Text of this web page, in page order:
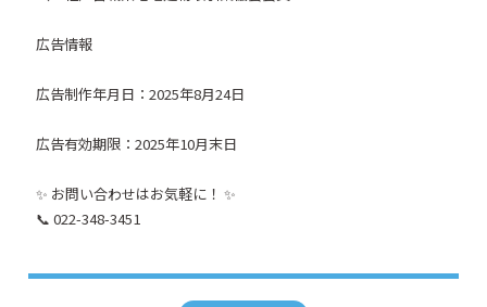
広告情報
広告制作年月日：2025年8月24日
広告有効期限：2025年10月末日
✨ お問い合わせはお気軽に！ ✨
📞 022-348-3451